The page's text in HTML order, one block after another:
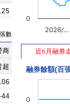
數
商
超
44
2026/…
0
近6月融券
融券餘額(百
0